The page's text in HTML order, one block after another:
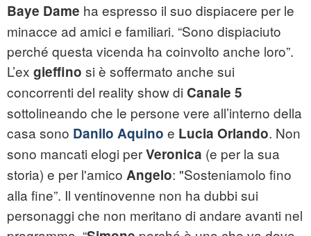
Baye Dame ha espresso il suo dispiacere per le
minacce ad amici e familiari. “Sono dispiaciuto
perché questa vicenda ha coinvolto anche loro”.
L’ex gieffino si è soffermato anche sui
concorrenti del reality show di Canale 5
sottolineando che le persone vere all’interno della
casa sono Danilo Aquino e Lucia Orlando. Non
sono mancati elogi perVeronica (e per la sua
storia) e per l'amico Angelo: "Sosteniamolo fino
alla fine”. Il ventinovenne non ha dubbi sui
personaggi che non meritano di andare avanti nel